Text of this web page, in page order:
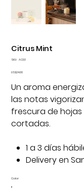
Citrus Mint
SKU: SKU
AC03
Precio
US$24.00
Un aroma
las notas
frescura de
cortadas.
1 a 3 días
Delivery en
Color